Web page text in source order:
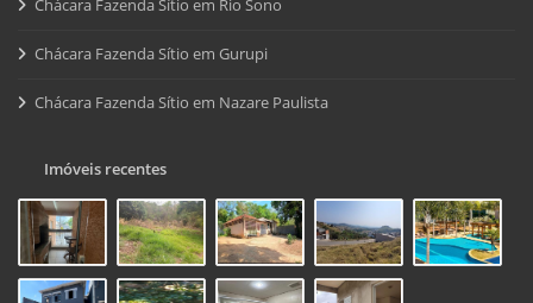
Chácara Fazenda Sítio em Rio Sono
Chácara Fazenda Sítio em Gurupi
Chácara Fazenda Sítio em Nazare Paulista
Imóveis recentes